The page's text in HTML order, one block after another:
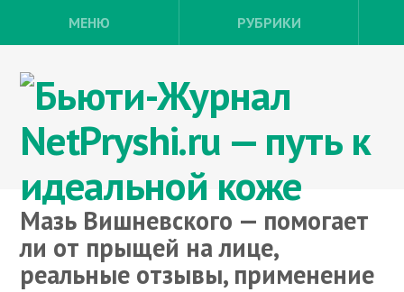
МЕНЮ РУБРИКИ
Мазь Вишневского — помогает
ли от прыщей на лице,
реальные отзывы, применение